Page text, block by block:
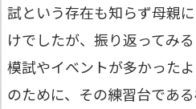
試という存在も知らず母親
けでしたが、振り返ってみ
模試やイベントが多かった
のために、その練習台であ